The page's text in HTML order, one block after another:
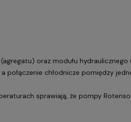
oraz modułu
połączenie chłodnicze pomiędzy
sprawiają, że pompy